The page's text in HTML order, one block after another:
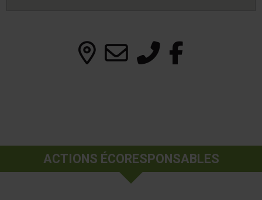
ACTIONS ÉCORESPONSABLES